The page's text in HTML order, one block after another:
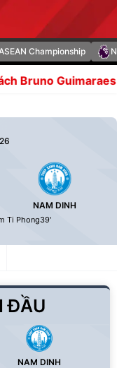
Championship
biến tuyến
NAM DINH
Ti Phong39'
ĐẦU
NAM DINH